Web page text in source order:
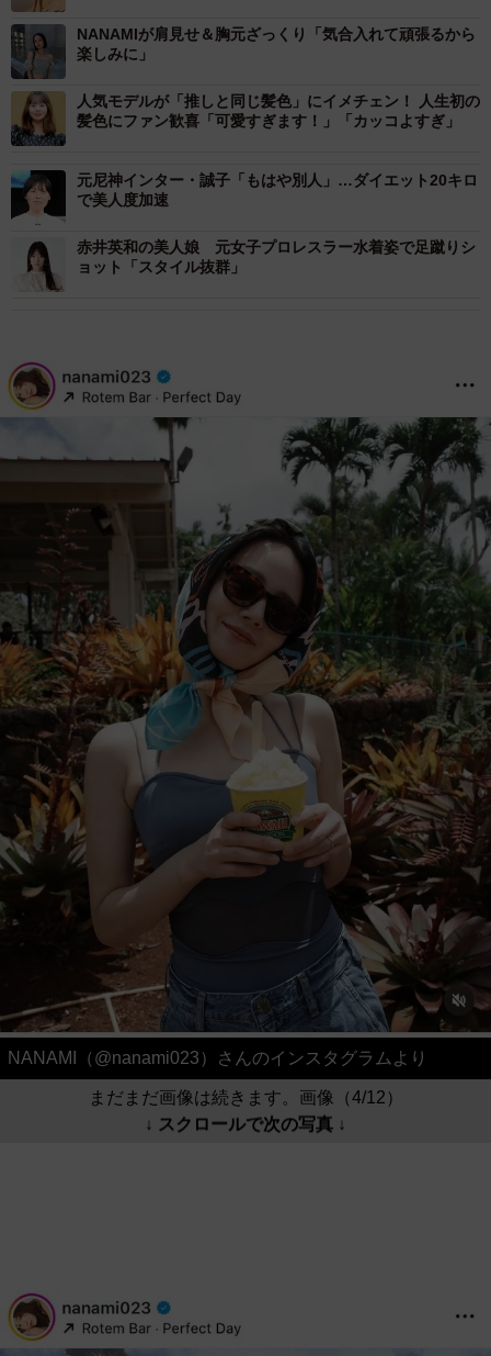
NANAMIが肩見せ＆胸元ざっくり「気合入れて頑張るから
楽しみに」
人気モデルが「推しと同じ髪色」にイメチェン！ 人生初の
髪色にファン歓喜「可愛すぎます！」「カッコよすぎ」
元尼神インター・誠子「もはや別人」…ダイエット20キロ
で美人度加速
赤井英和の美人娘 元女子プロレスラー水着姿で足蹴りシ
ョット「スタイル抜群」
NANAMI（@nanami023）さんのインスタグラムより
まだまだ画像は続きます。画像（4/12）
↓ スクロールで次の写真 ↓